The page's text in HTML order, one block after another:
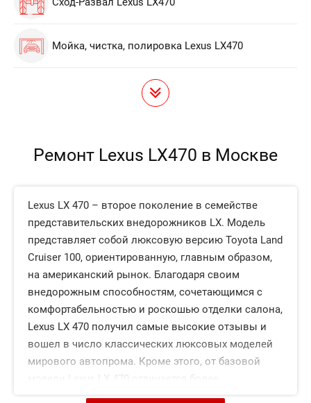
Мойка, чистка, полировка Lexus LX470
Ремонт Lexus LX470 в Москве
Lexus LX 470 – второе поколение в семействе
представительских внедорожников LX. Модель
представляет собой люксовую версию Toyota Land
Cruiser 100, ориентированную, главным образом,
на американский рынок. Благодаря своим
внедорожным способностям, сочетающимся с
комфортабельностью и роскошью отделки салона,
Lexus LX 470 получил самые высокие отзывы и
вошел в число классических люксовых моделей
мирового автопрома. Кроме этого, от базовой
модели Lexus LX 470 отличается более
изысканным дизайном. Благодаря отличному